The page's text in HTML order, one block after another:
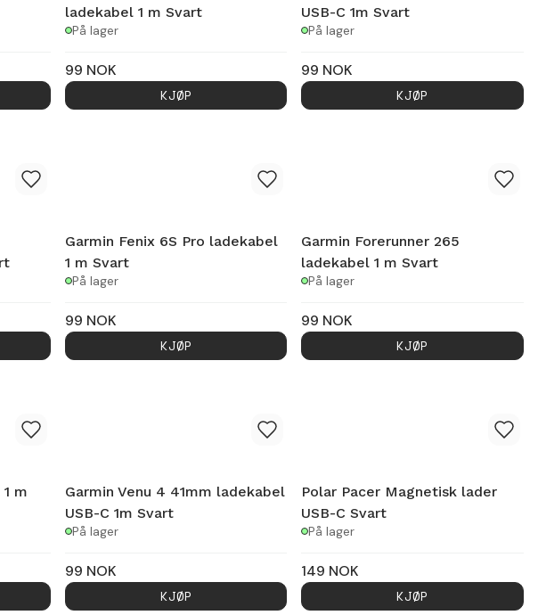
ladekabel 1 m Svart
På lager
99 NOK
KJØP
USB-C 1m Svart
På lager
99 NOK
KJØP
Garmin Fenix 6S Pro ladekabel
1 m Svart
På lager
99 NOK
KJØP
Garmin Forerunner 265
ladekabel 1 m Svart
På lager
99 NOK
KJØP
m
Garmin Venu 4 41mm ladekabel
USB-C 1m Svart
På lager
99 NOK
KJØP
Polar Pacer Magnetisk lader
USB-C Svart
På lager
149 NOK
KJØP